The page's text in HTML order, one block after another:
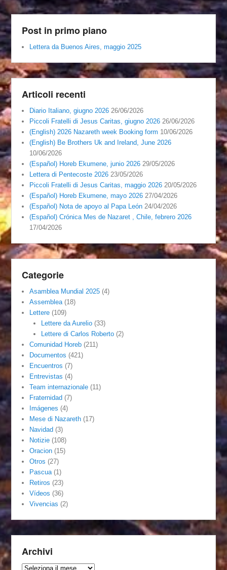
Post in primo piano
Lettera da Buenos Aires, maggio 2025
Articoli recenti
Diario Italiano, giugno 2026 26/06/2026
Piccoli Fratelli di Jesus Caritas, giugno 2026 26/06/2026
(English) 2026 Nazareth week Booking form 10/06/2026
(English) Be Brothers Uk and Ireland, June 2026
10/06/2026
(Español) Horeb Ekumene, junio 2026 29/05/2026
Lettera di Pentecoste 2026 23/05/2026
Piccoli Fratelli di Jesus Caritas, maggio 2026 20/05/2026
(Español) Horeb Ekumene, mayo 2026 27/04/2026
(Español) Nota de apoyo al Papa León 24/04/2026
(Español) Crónica Mes de Nazaret , Chile, febrero 2026
17/04/2026
Categorie
Asamblea Mundial 2025 (4)
Assemblea (18)
Lettere (109)
Lettere da Aurelio(33)
Lettere di Carlos Roberto(2)
Comunidad Horeb (211)
Documentos (421)
Encuentros (7)
Entrevistas (4)
Team internazionale (11)
Fraternidad (7)
Imágenes (4)
Mese di Nazareth (17)
Navidad (3)
Notizie (108)
Oracion (15)
Otros (27)
Pascua (1)
Retiros (23)
Vídeos (36)
Vivencias (2)
Archivi
Archivi